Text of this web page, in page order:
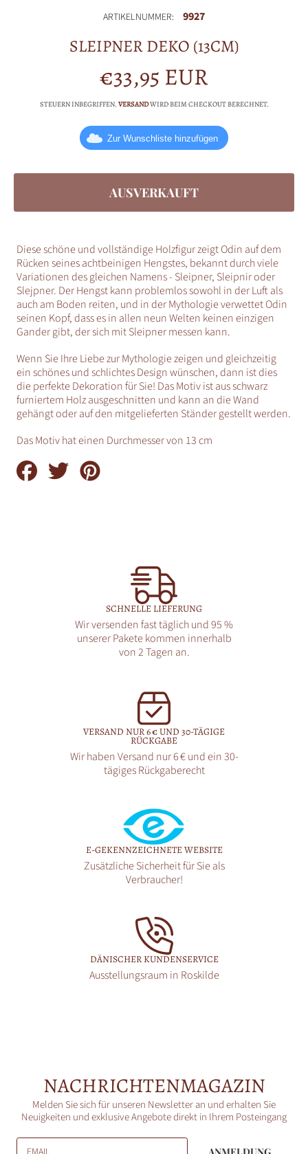
ARTIKELNUMMER: 9927
SLEIPNER DEKO (13CM)
Normalpreis
€33,95 EUR
STEUERN INBEGRIFFEN. VERSANDWIRD BEIM CHECKOUT BERECHNET.
Zur Wunschliste hinzufügen
AUSVERKAUFT
Diese schöne und vollständige Holzfigur zeigt Odin auf dem
Rücken seines achtbeinigen Hengstes, bekannt durch viele
Variationen des gleichen Namens - Sleipner, Sleipnir oder
Slejpner. Der Hengst kann problemlos sowohl in der Luft als
auch am Boden reiten, und in der Mythologie verwettet Odin
seinen Kopf, dass es in allen neun Welten keinen einzigen
Gander gibt, der sich mit Sleipner messen kann.
Wenn Sie Ihre Liebe zur Mythologie zeigen und gleichzeitig
ein schönes und schlichtes Design wünschen, dann ist dies
die perfekte Dekoration für Sie! Das Motiv ist aus schwarz
furniertem Holz ausgeschnitten und kann an die Wand
gehängt oder auf den mitgelieferten Ständer gestellt werden.
Das Motiv hat einen Durchmesser von 13 cm
Auf
Facebook
Auf
Twitter
SCHNELLE LIEFERUNG
Wir versenden fast täglich und 95 %
unserer Pakete kommen innerhalb
von 2 Tagen an.
VERSAND NUR 6 € UND 30-TÄGIGE
RÜCKGABE
Wir haben Versand nur 6 € und ein 30-
tägiges Rückgaberecht
E-GEKENNZEICHNETE WEBSITE
Zusätzliche Sicherheit für Sie als
Verbraucher!
DÄNISCHER KUNDENSERVICE
Ausstellungsraum in Roskilde
NACHRICHTENMAGAZIN
Melden Sie sich für unseren Newsletter an und erhalten Sie
Neuigkeiten und exklusive Angebote direkt in Ihrem Posteingang